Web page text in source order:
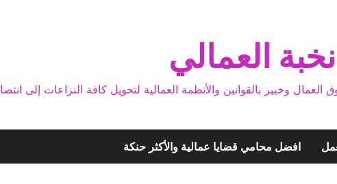
العمالي
وخبير بالقوانين والأنظمة العمالية لتحويل كافة النزاعات إلى
افضل محامي قضايا عمالية والأكثر حنكة